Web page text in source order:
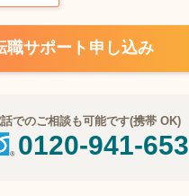
職サポート申し込み
でのご相談も可能です(携帯 OK)
0120-941-653